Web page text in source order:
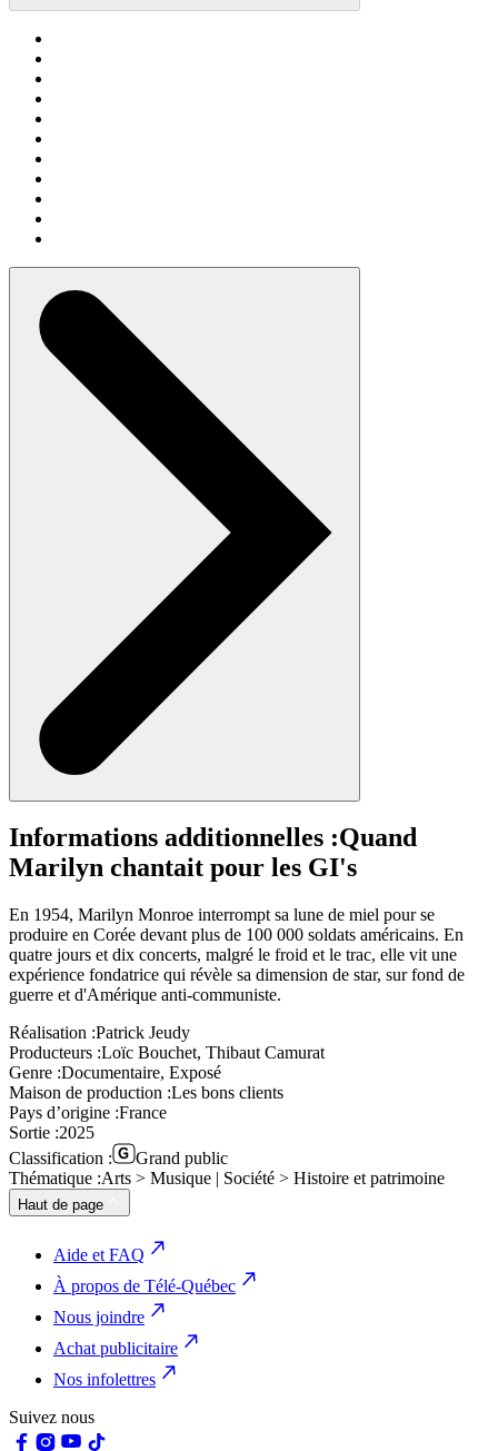
Informations additionnelles :Quand
Marilyn chantait pour les GI's
En 1954, Marilyn Monroe interrompt sa lune de miel pour se
produire en Corée devant plus de 100 000 soldats américains. En
quatre jours et dix concerts, malgré le froid et le trac, elle vit une
expérience fondatrice qui révèle sa dimension de star, sur fond de
guerre et d'Amérique anti-communiste.
Réalisation :Patrick Jeudy
Producteurs :Loïc Bouchet, Thibaut Camurat
Genre :Documentaire, Exposé
Maison de production :Les bons clients
Pays d’origine :France
Sortie :2025
Classification :
Grand public
Thématique :Arts > Musique | Société > Histoire et patrimoine
Haut de page
Aide et FAQ
À propos de Télé-Québec
Nous joindre
Achat publicitaire
Nos infolettres
Suivez nous